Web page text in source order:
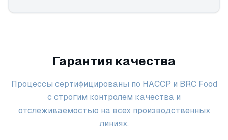
Гарантия качества
Процессы сертифицированы по HACCP и BRC Food
с строгим контролем качества и
отслеживаемостью на всех производственных
линиях.